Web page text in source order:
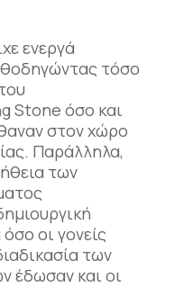
ενεργά
τόσο
Stone όσο και
στον χώρο
Παράλληλα,
των
οι γονείς
των
έδωσαν και οι